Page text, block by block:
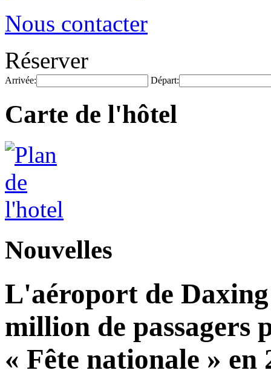
Nous contacter
Réserver
Arrivée: Départ:
Carte de l'hôtel
Nouvelles
L'aéroport de
million de passagers
« Fête nationale » en